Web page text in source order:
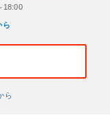
18:00
ら
ら